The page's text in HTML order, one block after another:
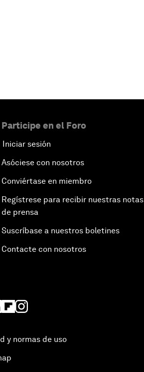
Participe en el Foro
Iniciar sesión
Asóciese con nosotros
Conviértase en miembro
Regístrese para recibir nuestras notas
de prensa
Suscríbase a nuestros boletines
Contacte con nosotros
y normas de uso